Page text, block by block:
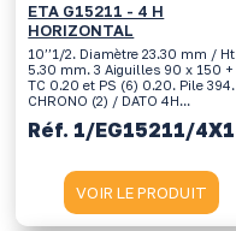
ETA G15211 - 4 H
HORIZONTAL
10’’1/2. Diamètre 23.30 mm / Ht
5.30 mm. 3 Aiguilles 90 x 150 +
TC 0.20 et PS (6) 0.20. Pile 394.
CHRONO (2) / DATO 4H...
Réf. 1/EG15211/4X1
VOIR LE PRODUIT